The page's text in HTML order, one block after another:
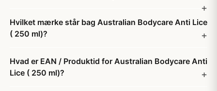
Hvilket mærke står bag Australian Bodycare Anti Lice
( 250 ml)?
Hvad er EAN / Produktid for Australian Bodycare Anti
Lice ( 250 ml)?